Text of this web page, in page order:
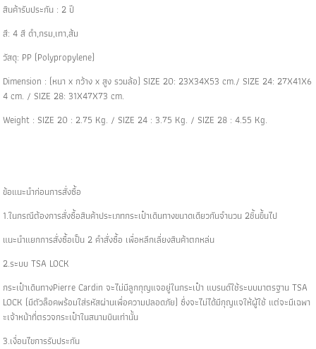
สินค้ารับประกัน : 2 ปี
สี: 4 สี ดำ,กรม,เทา,ส้ม
วัสดุ: PP (Polypropylene)
Dimension : (หนา x กว้าง x สูง รวมล้อ) SIZE 20: 23X34X53 cm./ SIZE 24: 27X41X6
4 cm. / SIZE 28: 31X47X73 cm.
Weight : SIZE 20 : 2.75 Kg. / SIZE 24 : 3.75 Kg. / SIZE 28 : 4.55 Kg.
ข้อแนะนำก่อนการสั่งซื้อ
1.ในกรณีต้องการสั่งซื้อสินค้าประเภทกระเป๋าเดินทางขนาดเดียวกันจำนวน 2ชิ้นขึ้นไป
แนะนำแยกการสั่งซื้อเป็น 2 คำสั่งซื้อ เพื่อหลีกเลี่ยงสินค้าตกหล่น
2.ระบบ TSA LOCK
กระเป๋าเดินทางPierre Cardin จะไม่มีลูกกุญแจอยู่ในกระเป๋า แบรนด์ใช้ระบบมาตรฐาน TSA
LOCK (มีตัวล็อคพร้อมใส่รหัสผ่านเพื่อความปลอดภัย) ซึ่งจะไม่ได้มีกุญแจให้ผู้ใช้ แต่จะมีเฉพา
ะเจ้าหน้าที่ตรวจกระเป๋าในสนามบินเท่านั้น
3.เงื่อนไขการรับประกัน